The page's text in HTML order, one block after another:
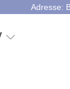
Adresse: